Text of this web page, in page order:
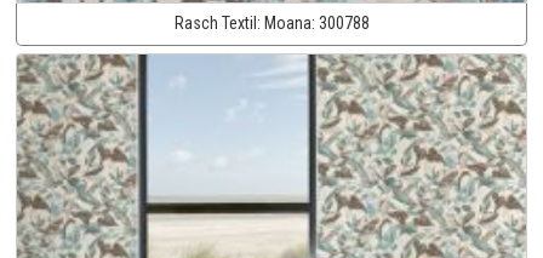
Rasch Textil: Moana: 300788